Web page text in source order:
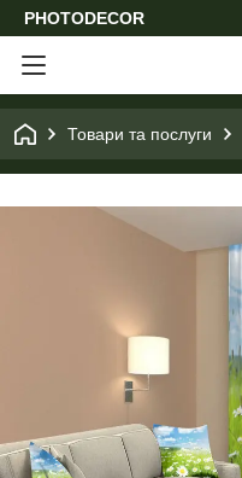
PHOTODECOR
Товари та послуги